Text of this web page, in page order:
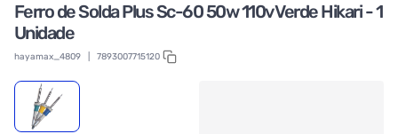
Ferro de Solda Plus Sc-60 50w 110v Verde Hikari - 1
Unidade
hayamax_4809 7893007715120